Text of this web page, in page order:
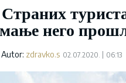
мање него
Autor: zdravko.s 02.07.2020. 06:13